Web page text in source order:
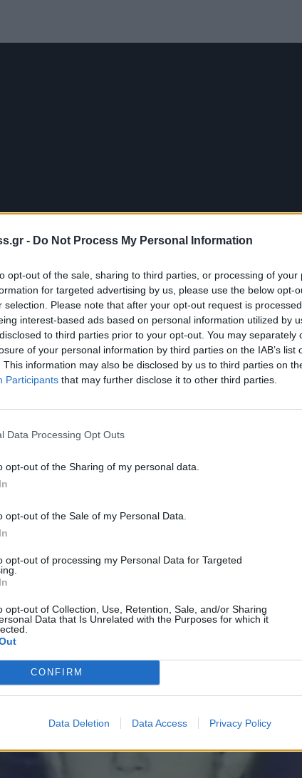
- Do Not Process My Personal Information
opt-out of the sale, sharing to third parties, or processing of your
for targeted advertising by us, please use the below opt-
selection. Please note that after your opt-out request is
interest-based ads based on personal information utilized by
to third parties prior to your opt-out. You may separately
of your personal information by third parties on the IAB’s list
This information may also be disclosed by us to third parties on
Participants that may further disclose it to other third parties.
Data Processing Opt Outs
opt-out of the Sharing of my personal data.
opt-out of the Sale of my Personal Data.
opt-out of processing my Personal Data for Targeted
opt-out of Collection, Use, Retention, Sale, and/or Sharing
Data that Is Unrelated with the Purposes for which it
CONFIRM
Data Deletion Data Access Privacy Policy
10χρονοΓιώργο τα φάρμακα και να τον
διατηρούσε τη στάνη με τα ζώα του.
του βουνού να γεμίσει με νερό τα δύο